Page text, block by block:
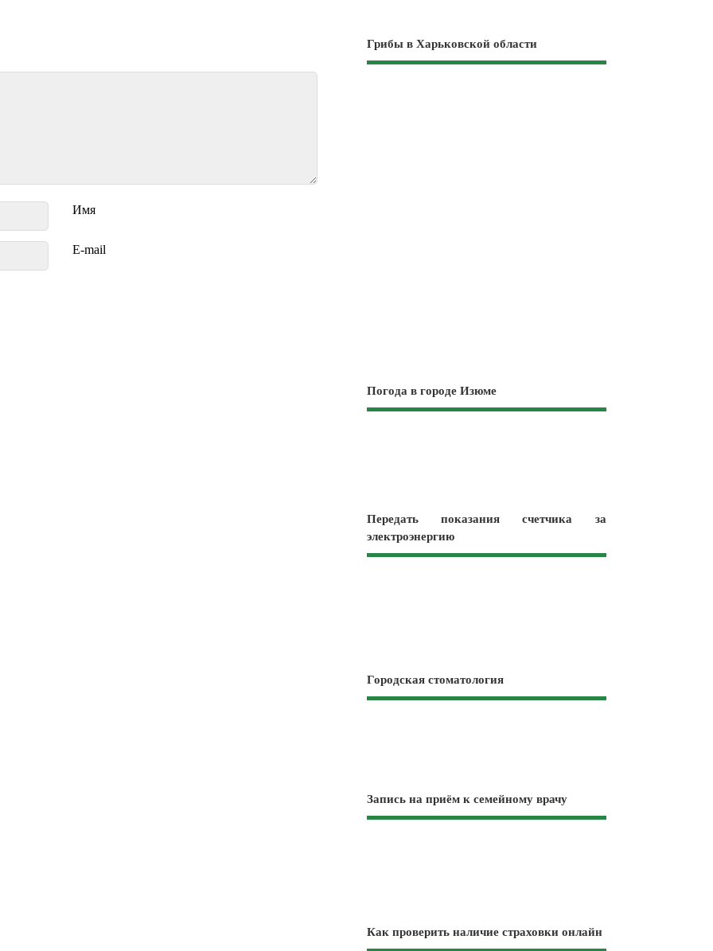
Имя
E-mail
Грибы в Харьковской области
Погода в городе Изюме
Передать показания счетчика за
электроэнергию
Городская стоматология
Запись на приём к семейному врачу
Как проверить наличие страховки онлайн